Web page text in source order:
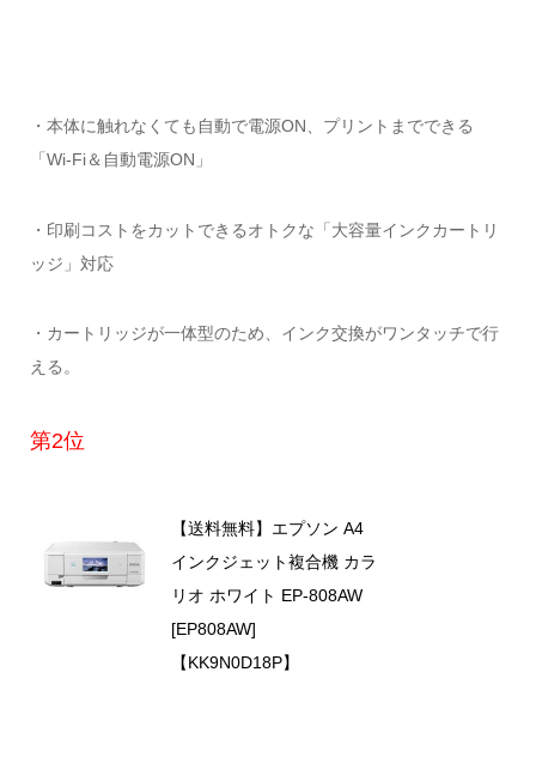
・本体に触れなくても自動で電源ON、プリントまでできる
「Wi-Fi＆自動電源ON」
・印刷コストをカットできるオトクな「大容量インクカートリ
ッジ」対応
・カートリッジが一体型のため、インク交換がワンタッチで行
える。
第2位
【送料無料】エプソン A4
インクジェット複合機 カラ
リオ ホワイト EP-808AW
[EP808AW]
【KK9N0D18P】